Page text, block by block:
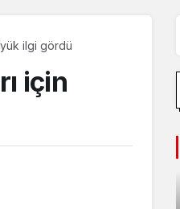
için yardım fonu büyük ilgi gördü
için